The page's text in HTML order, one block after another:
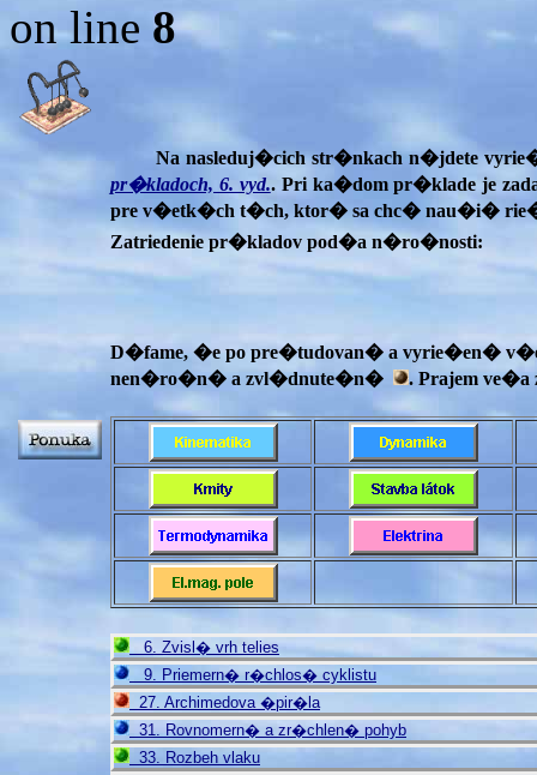
on line 8
Na nasleduj�cich str�nkach n�jdete
pr�kladoch, 6. vyd.. Pri ka�dom pr�klade je
pre v�etk�ch t�ch, ktor� sa chc� nau�i�
Zatriedenie pr�kladov pod�a n�ro�nosti:
D�fame, �e po pre�tudovan� a vyrie�en�
nen�ro�n� a zvl�dnute�n�
. Prajem
6. Zvisl� vrh telies
9. Priemern� r�chlos� cyklistu
27. Archimedova �pir�la
31. Rovnomern� a zr�chlen� pohyb
33. Rozbeh vlaku